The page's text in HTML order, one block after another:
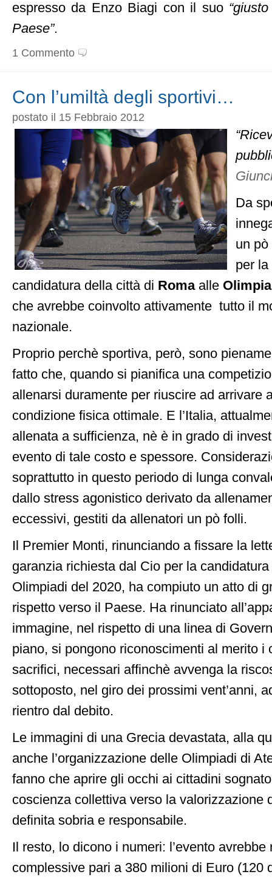
espresso da Enzo Biagi con il suo
Paese”.
1 Commento
Con l’umiltà degli sportivi…
postato il 15 Febbraio 2012
Da
un
per la
candidatura della città di Romaalle
che avrebbe coinvolto attivamente tutto il
nazionale.
Proprio perchè sportiva, però, sono
fatto che, quando si pianifica una
allenarsi duramente per riuscire ad arrivare
condizione fisica ottimale. E l’Italia,
allenata a sufficienza, nè è in grado di
evento di tale costo e spessore.
soprattutto in questo periodo di lunga
dallo stress agonistico derivato da
eccessivi, gestiti da allenatori un pò folli.
Il Premier Monti, rinunciando a fissare la
garanzia richiesta dal Cio per la
Olimpiadi del 2020, ha compiuto un atto di
rispetto verso il Paese. Ha rinunciato
immagine, nel rispetto di una linea di
piano, si pongono riconoscimenti al merito i
sacrifici, necessari affinchè avvenga la
sottoposto, nel giro dei prossimi vent’anni,
rientro dal debito.
Le immagini di una Grecia devastata, alla
anche l’organizzazione delle Olimpiadi di
fanno che aprire gli occhi ai cittadini
coscienza collettiva verso la valorizzazione
definita sobria e responsabile.
Il resto, lo dicono i numeri: l’evento
complessive pari a 380 milioni di Euro (120